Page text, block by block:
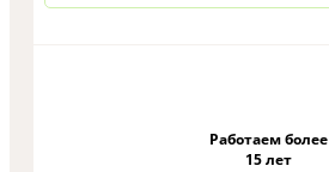
Работаем более
15 лет